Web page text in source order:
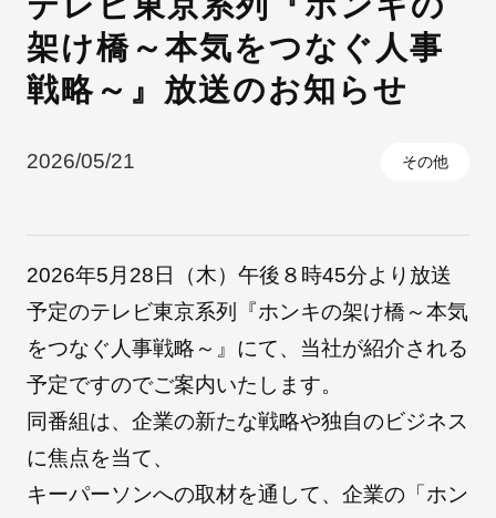
ESG
やさしくわかる病気と治療
架け橋～本気をつなぐ人事
戦略～』放送のお知らせ
2026/05/21 その他
2026年5月28日（木）午後８時45分より放送
予定のテレビ東京系列『ホンキの架け橋～本気
をつなぐ人事戦略～』にて、当社が紹介される
予定ですのでご案内いたします。
同番組は、企業の新たな戦略や独自のビジネス
に焦点を当て、
キーパーソンへの取材を通して、企業の「ホン